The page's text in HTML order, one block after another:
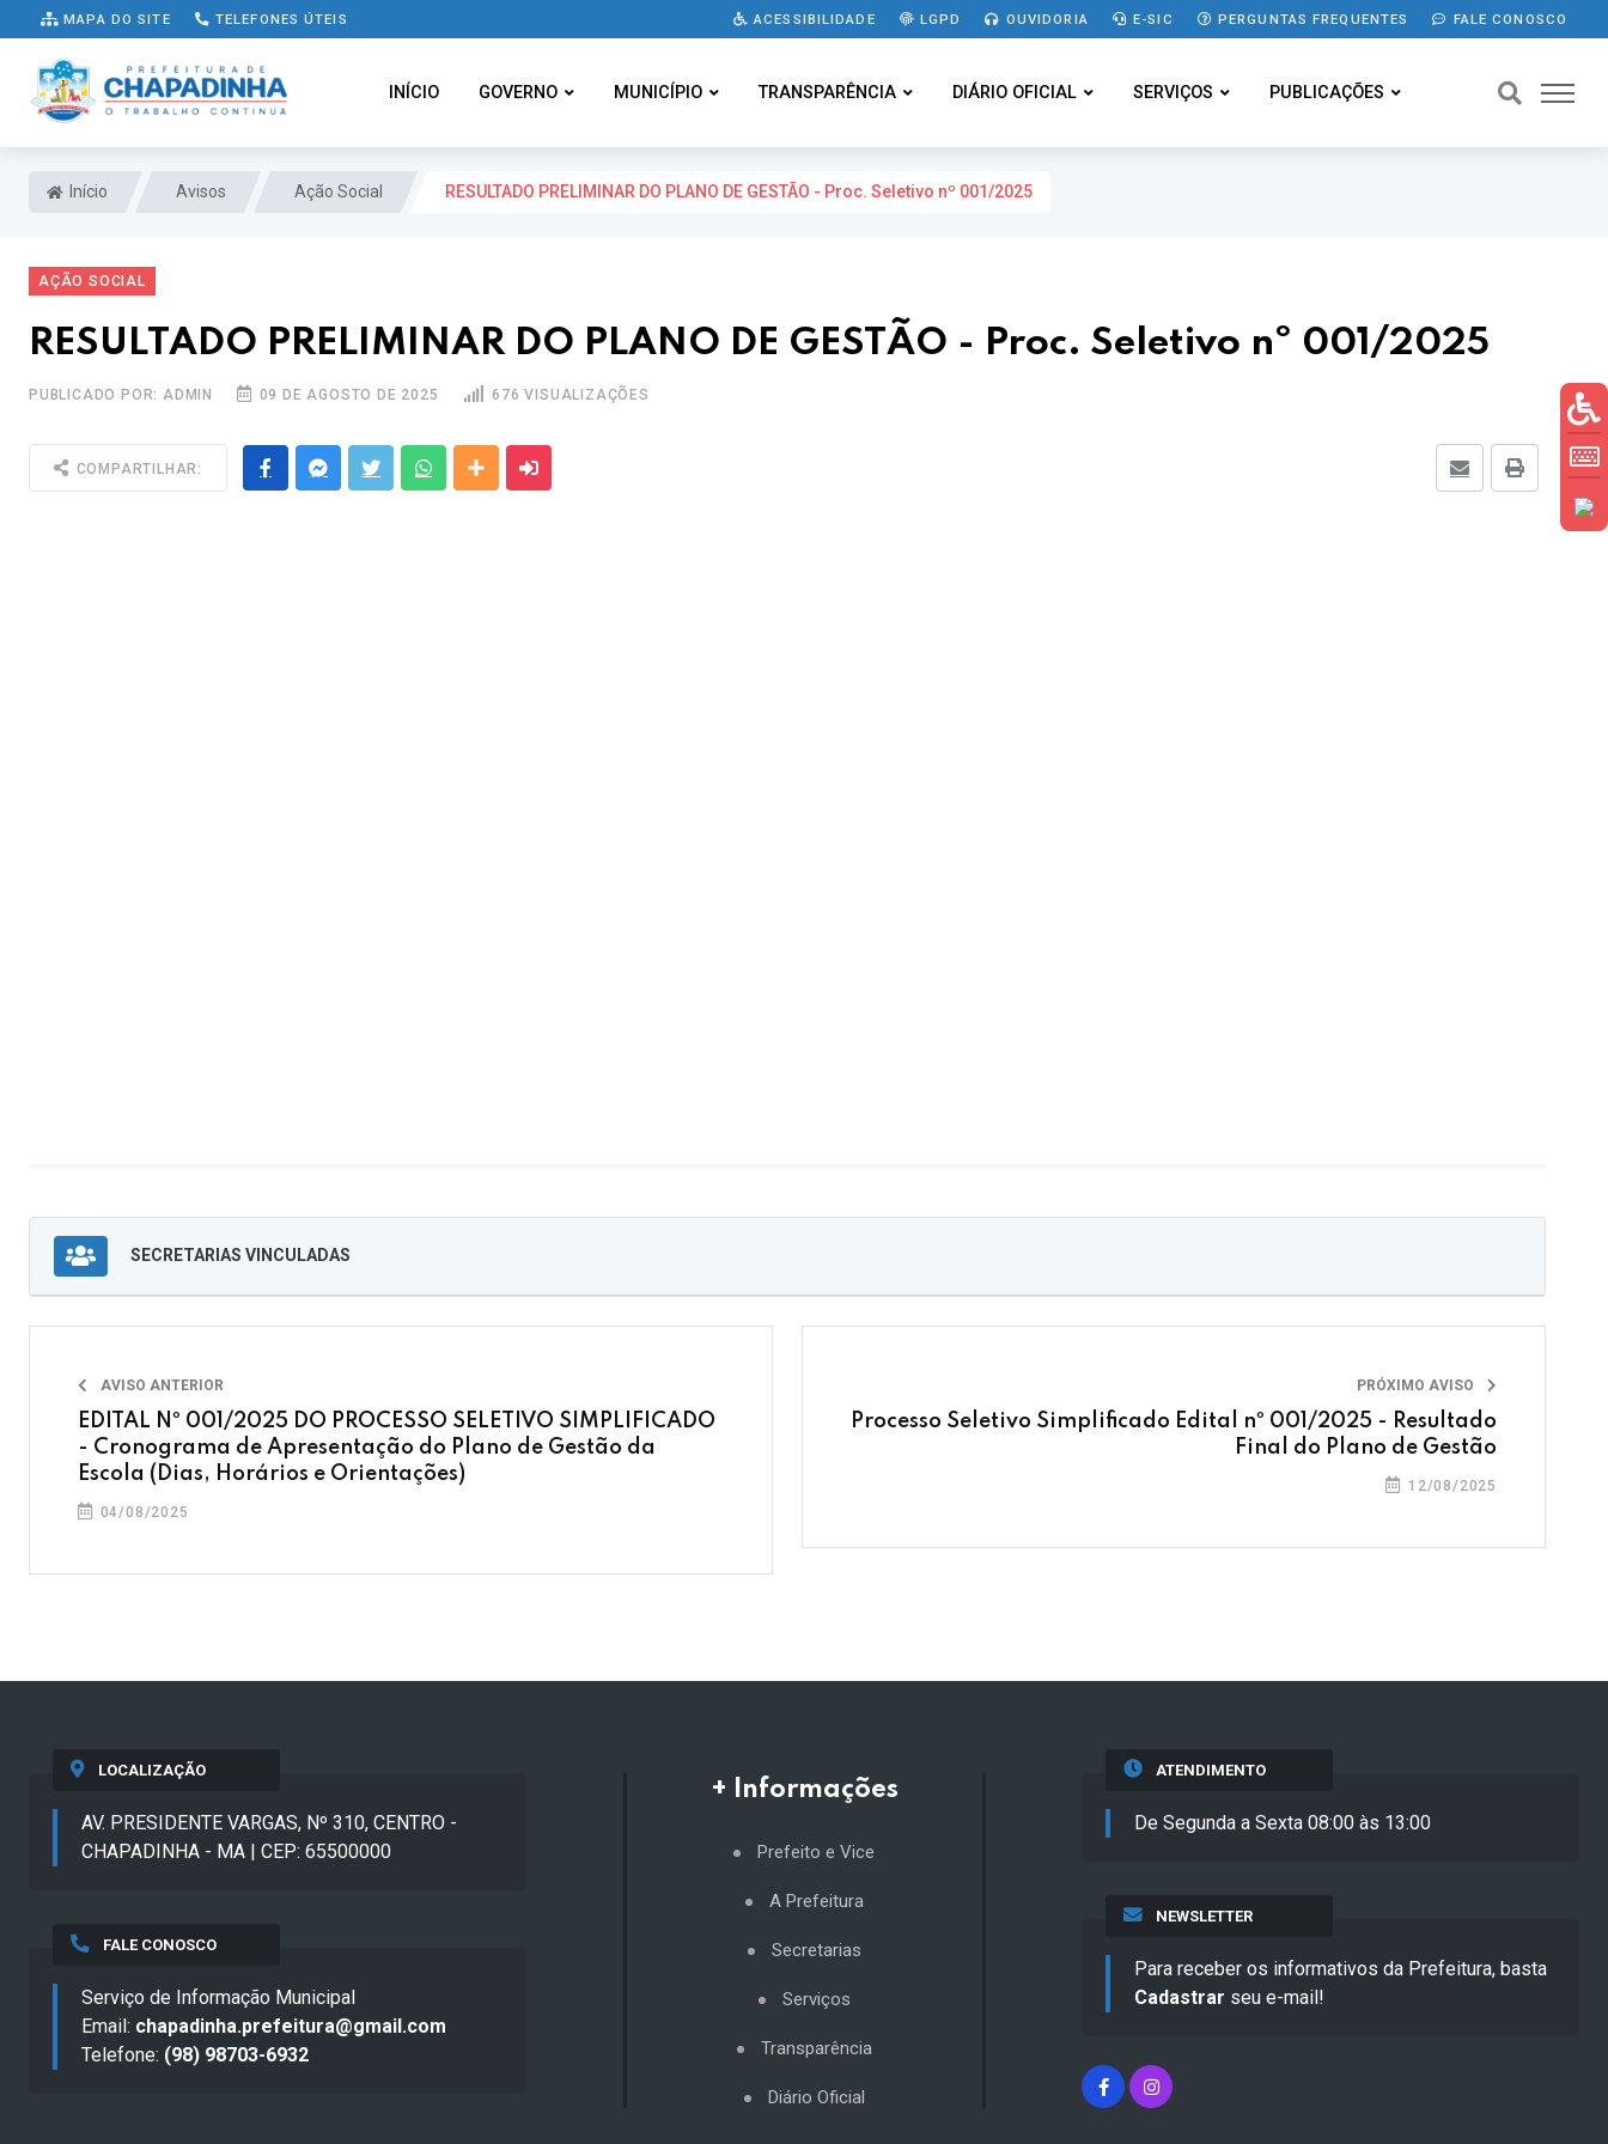
MAPA DO SITE TELEFONES ÚTEIS ACESSIBILIDADE LGPD OUVIDORIA E-SIC PERGUNTAS FREQUENTES FALE CONOSCO
INÍCIO GOVERNO MUNICÍPIO TRANSPARÊNCIA DIÁRIO OFICIAL SERVIÇOS PUBLICAÇÕES
Início Avisos Ação Social RESULTADO PRELIMINAR DO PLANO DE GESTÃO - Proc. Seletivo nº 001/2025
AÇÃO SOCIAL
RESULTADO PRELIMINAR DO PLANO DE GESTÃO - Proc. Seletivo nº 001/2025
PUBLICADO POR: ADMIN 09 DE AGOSTO DE 2025 676 VISUALIZAÇÕES
COMPARTILHAR: FacebookMessenger
Twitter WhatsappOutras Mídias E-mail Imprimir
SECRETARIAS VINCULADAS
AVISO ANTERIOR
EDITAL Nº 001/2025 DO PROCESSO SELETIVO SIMPLIFICADO
- Cronograma de Apresentação do Plano de Gestão da
Escola (Dias, Horários e Orientações)
04/08/2025
PRÓXIMO AVISO
Processo Seletivo Simplificado Edital nº 001/2025 - Resultado
Final do Plano de Gestão
12/08/2025
LOCALIZAÇÃO
AV. PRESIDENTE VARGAS, Nº 310, CENTRO -
CHAPADINHA - MA | CEP: 65500000
FALE CONOSCO
Serviço de Informação Municipal
Email: chapadinha.prefeitura@gmail.com
Telefone: (98) 98703-6932
+ Informações
Prefeito e Vice
A Prefeitura
Secretarias
Serviços
Transparência
Diário Oficial
ATENDIMENTO
De Segunda a Sexta 08:00 às 13:00
NEWSLETTER
Para receber os informativos da Prefeitura, basta
Cadastrar seu e-mail!